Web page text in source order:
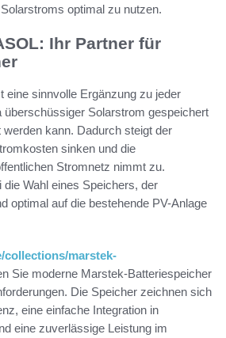
optimal zu nutzen.
Ihr Partner für
eine sinnvolle Ergänzung zu jeder
überschüssiger Solarstrom gespeichert
werden kann. Dadurch steigt der
sinken und die
Stromnetz nimmt zu.
Wahl eines Speichers, der
optimal auf die bestehende PV-Anlage
collections/marstek-
Sie moderne Marstek-Batteriespeicher
Die Speicher zeichnen sich
eine einfache Integration in
eine zuverlässige Leistung im